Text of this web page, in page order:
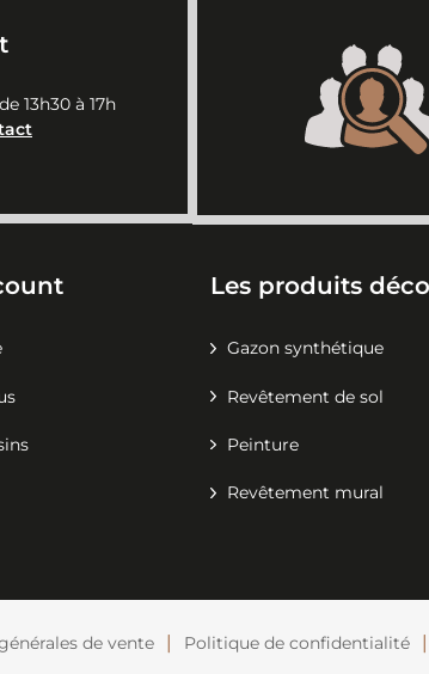
13h30 à 17h
Les produits
Gazon synthétique
Revêtement de sol
Peinture
Revêtement mural
de vente Politique de confidentialité